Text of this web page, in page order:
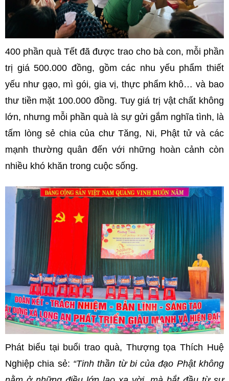
400 phần quà Tết đã được trao cho bà con, mỗi phần
trị giá 500.000 đồng, gồm các nhu yếu phẩm thiết
yếu như gạo, mì gói, gia vị, thực phẩm khô… và bao
thư tiền mặt 100.000 đồng. Tuy giá trị vật chất không
lớn, nhưng mỗi phần quà là sự gửi gắm nghĩa tình, là
tấm lòng sẻ chia của chư Tăng, Ni, Phật tử và các
mạnh thường quân đến với những hoàn cảnh còn
nhiều khó khăn trong cuộc sống.
Phát biểu tại buổi trao quà, Thượng tọa Thích Huệ
Nghiệp chia sẻ: “Tinh thần từ bi của đạo Phật không